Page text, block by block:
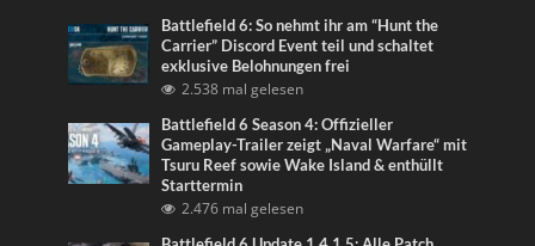
Battlefield 6: So nehmt ihr am “Hunt the
Carrier” Discord Event teil und schaltet
exklusive Belohnungen frei
2.538 mal gelesen
Battlefield 6 Season 4: Offizieller
Gameplay-Trailer zeigt „Naval Warfare“ mit
Tsuru Reef sowie Wake Island & enthüllt
Starttermin
2.476 mal gelesen